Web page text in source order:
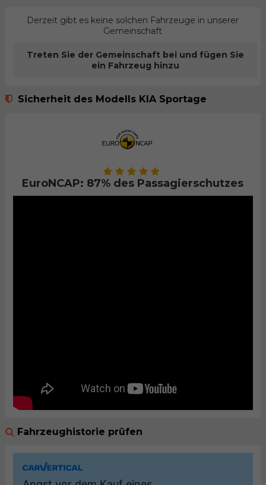
Derzeit gibt es keine solchen Fahrzeuge in unserer
Gemeinschaft
Treten Sie der Gemeinschaft bei und fügen Sie
ein Fahrzeug hinzu
Sicherheit des Modells KIA Sportage
EuroNCAP: 87% des Passagierschutzes
Fahrzeughistorie prüfen